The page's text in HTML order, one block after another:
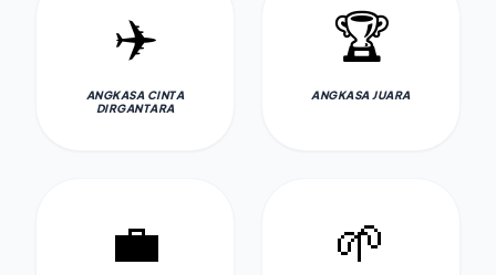
✈️
ANGKASA CINTA
DIRGANTARA
🏆
ANGKASA JUARA
💼 🌱